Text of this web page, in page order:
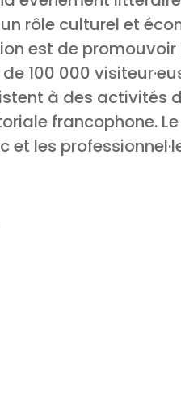
rôle culturel et
est de
100 000
à des activités
francophone.
les